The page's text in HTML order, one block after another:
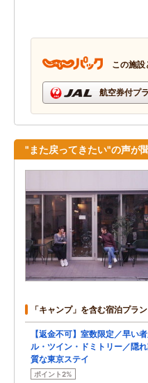
この施
航空券付プ
"また戻ってきたい"の声が
「キャンプ」を含む宿泊プラン
【返金不可】室数限定／早い
ル・ツイン・ドミトリー／隠
質な東京ステイ
ポイント2%